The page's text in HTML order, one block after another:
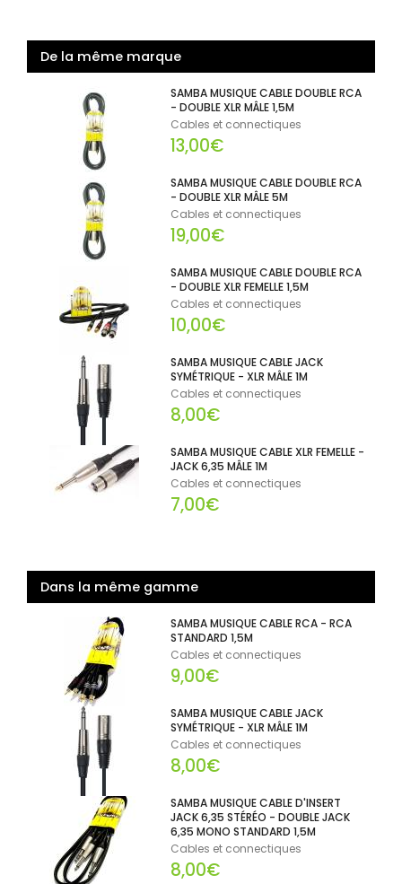
De la même marque
SAMBA MUSIQUE CABLE DOUBLE RCA
- DOUBLE XLR MÂLE 1,5M
Cables et connectiques
13,00€
SAMBA MUSIQUE CABLE DOUBLE RCA
- DOUBLE XLR MÂLE 5M
Cables et connectiques
19,00€
SAMBA MUSIQUE CABLE DOUBLE RCA
- DOUBLE XLR FEMELLE 1,5M
Cables et connectiques
10,00€
SAMBA MUSIQUE CABLE JACK
SYMÉTRIQUE - XLR MÂLE 1M
Cables et connectiques
8,00€
SAMBA MUSIQUE CABLE XLR FEMELLE -
JACK 6,35 MÂLE 1M
Cables et connectiques
7,00€
Dans la même gamme
SAMBA MUSIQUE CABLE RCA - RCA
STANDARD 1,5M
Cables et connectiques
9,00€
SAMBA MUSIQUE CABLE JACK
SYMÉTRIQUE - XLR MÂLE 1M
Cables et connectiques
8,00€
SAMBA MUSIQUE CABLE D'INSERT
JACK 6,35 STÉRÉO - DOUBLE JACK
6,35 MONO STANDARD 1,5M
Cables et connectiques
8,00€